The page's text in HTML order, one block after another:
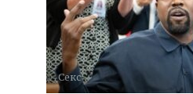
Секс